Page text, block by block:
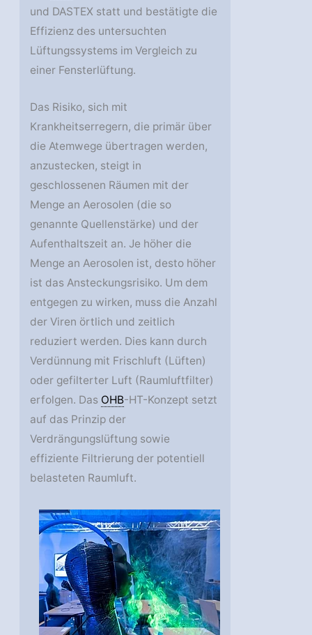
und DASTEX statt und bestätigte die
Effizienz des untersuchten
Lüftungssystems im Vergleich zu
einer Fensterlüftung.
Das Risiko, sich mit
Krankheitserregern, die primär über
die Atemwege übertragen werden,
anzustecken, steigt in
geschlossenen Räumen mit der
Menge an Aerosolen (die so
genannte Quellenstärke) und der
Aufenthaltszeit an. Je höher die
Menge an Aerosolen ist, desto höher
ist das Ansteckungsrisiko. Um dem
entgegen zu wirken, muss die Anzahl
der Viren örtlich und zeitlich
reduziert werden. Dies kann durch
Verdünnung mit Frischluft (Lüften)
oder gefilterter Luft (Raumluftfilter)
erfolgen. Das OHB-HT-Konzept setzt
auf das Prinzip der
Verdrängungslüftung sowie
effiziente Filtrierung der potentiell
belasteten Raumluft.